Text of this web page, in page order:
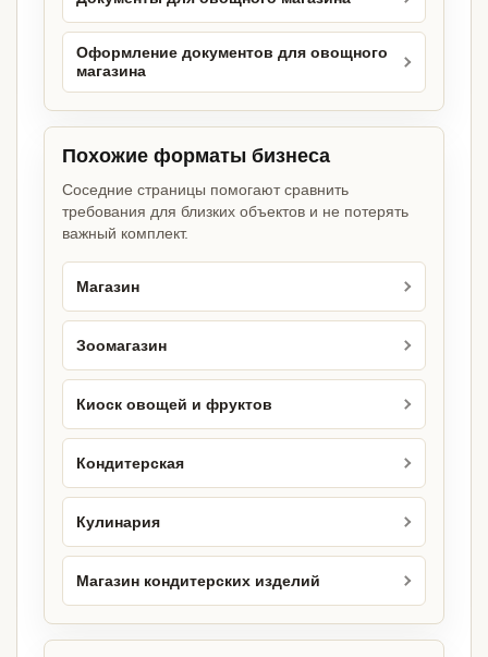
Оформление документов для овощного
магазина
Похожие форматы бизнеса
Соседние страницы помогают сравнить
требования для близких объектов и не потерять
важный комплект.
Магазин
Зоомагазин
Киоск овощей и фруктов
Кондитерская
Кулинария
Магазин кондитерских изделий